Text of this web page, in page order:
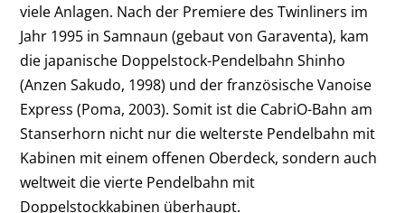
viele Anlagen. Nach der Premiere des Twinliners im
Jahr 1995 in Samnaun (gebaut von Garaventa), kam
die japanische Doppelstock-Pendelbahn Shinho
(Anzen Sakudo, 1998) und der französische Vanoise
Express (Poma, 2003). Somit ist die CabriO-Bahn am
Stanserhorn nicht nur die welterste Pendelbahn mit
Kabinen mit einem offenen Oberdeck, sondern auch
weltweit die vierte Pendelbahn mit
Doppelstockkabinen überhaupt.